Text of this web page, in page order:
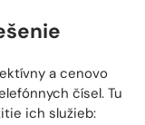
a cenovo
čísel. Tu
ich služieb: